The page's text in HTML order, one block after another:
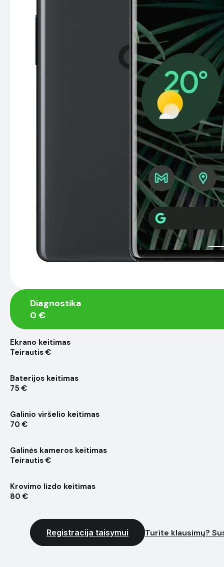
Diagnostika
0 €
Ekrano keitimas
Teirautis €
Baterijos keitimas
75 €
Galinio viršelio keitimas
70 €
Galinės kameros keitimas
Teirautis €
Krovimo lizdo keitimas
80 €
Registracija taisymui Turite klausimų?